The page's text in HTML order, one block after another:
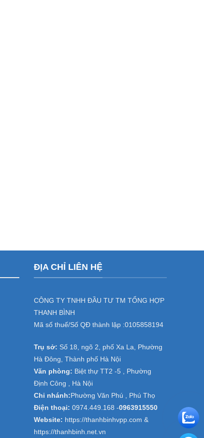
ĐỊA CHỈ LIÊN HỆ
CÔNG TY TNHH ĐẦU TƯ TM TỔNG HỢP
THANH BÌNH
Mã số thuế/Số QĐ thành lập :0105858194
Trụ sở: Số 18, ngõ 2, phố Xa La, Phường
Hà Đông, Thành phố Hà Nội
Văn phòng: Biệt thự TT2 -5 , Phường
Định Công , Hà Nội
Chi nhánh: Phường Văn Phú , Phú Thọ
Điện thoại: 0974.449.168 -0963915550
Website: https://thanhbinhvpp.com &
https://thanhbinh.net.vn